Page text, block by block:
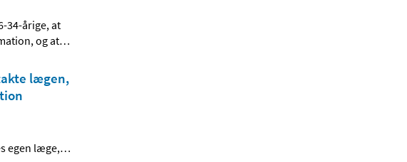
34-årige, at
og at…
lægen,
egen læge,…